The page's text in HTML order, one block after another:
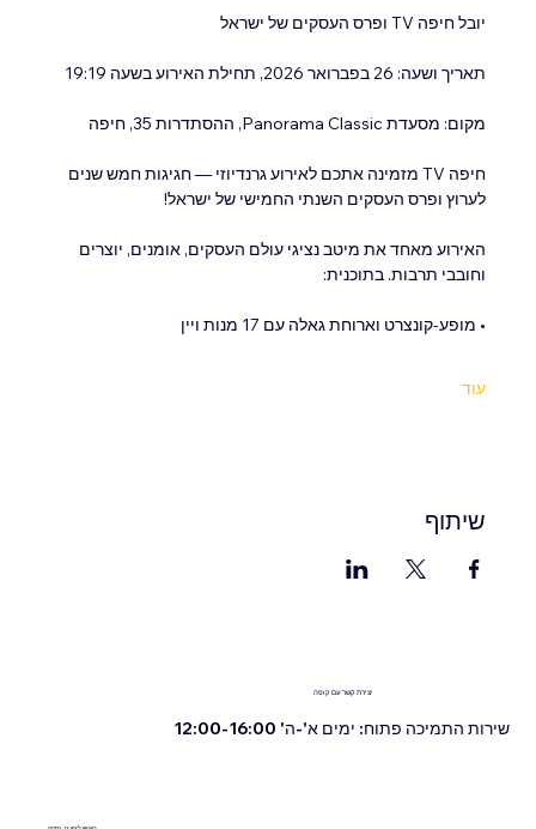
יובל חיפה TV ופרס העסקים של ישראל
תאריך ושעה: 26 בפברואר 2026, תחילת האירוע בשעה 19:19
מקום: מסעדת Panorama Classic, ההסתדרות 35, חיפה
חיפה TV מזמינה אתכם לאירוע גרנדיוזי — חגיגות חמש שנים
לערוץ ופרס העסקים השנתי החמישי של ישראל!
האירוע מאחד את מיטב נציגי עולם העסקים, אומנים, יוצרים
וחובבי תרבות. בתוכנית:
• מופע-קונצרט וארוחת גאלה עם 17 מנות ויין
עוד
שיתוף
יצירת קשר עם קופה
שירות התמיכה פתוח: ימים א'-ה' 12:00-16:00